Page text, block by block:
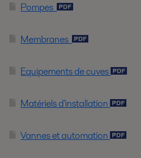
Pompes
Membranes
Equipements de cuves
Matériels d'installation
Vannes et automation